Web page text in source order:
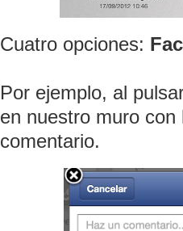
Cuatro opciones:
Por ejemplo, al
en nuestro muro
comentario.